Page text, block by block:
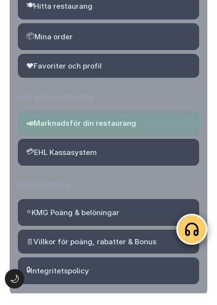
🌙
🍽️Hitta restaurang
📦Mina order
❤️Favoriter och profil
📣Marknadsför din restaurang
💳EHL Kassasystem
⭐KMG Poäng & belöningar
📄Villkor för poäng, rabatter & Bonus
🔒Integritetspolicy